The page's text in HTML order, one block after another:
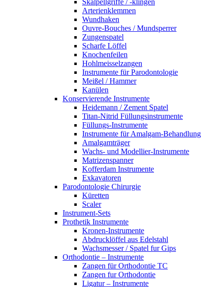
Skalpellgriffe / -klingen
Arterienklemmen
Wundhaken
Ouvre-Bouches / Mundsperrer
Zungenspatel
Scharfe Löffel
Knochenfeilen
Hohlmeisselzangen
Instrumente für Parodontologie
Meißel / Hammer
Kanülen
Konservierende Instrumente
Heidemann / Zement Spatel
Titan-Nitrid Füllungsinstrumente
Füllungs-Instrumente
Instrumente für Amalgam-Behandlung
Amalgamträger
Wachs- und Modellier-Instrumente
Matrizenspanner
Kofferdam Instrumente
Exkavatoren
Parodontologie Chirurgie
Küretten
Scaler
Instrument-Sets
Prothetik Instrumente
Kronen-Instrumente
Abdrucklöffel aus Edelstahl
Wachsmesser / Spatel fur Gips
Orthodontie – Instrumente
Zangen für Orthodontie TC
Zangen fur Orthodontie
Ligatur – Instrumente